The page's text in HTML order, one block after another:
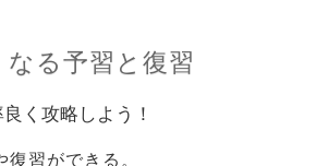
る予習と復習
く攻略しよう！
習ができる。